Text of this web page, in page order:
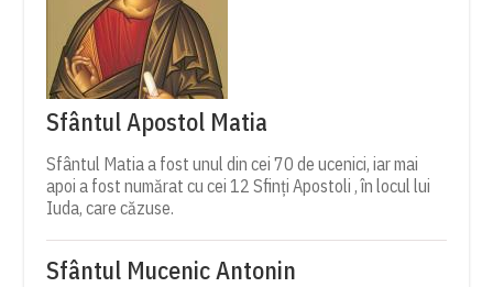
Sfântul Apostol Matia
Sfântul Matia a fost unul din cei 70 de ucenici, iar mai
apoi a fost numărat cu cei 12 Sfinți Apostoli , în locul lui
Iuda, care căzuse.
Sfântul Mucenic Antonin